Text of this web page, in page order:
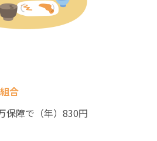
合
保障で（年）830円